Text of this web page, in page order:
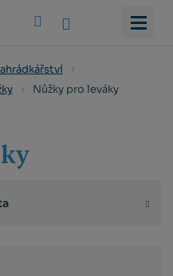
Nůžky pro leváky